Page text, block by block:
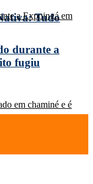
Tudo
durante a
fugiu